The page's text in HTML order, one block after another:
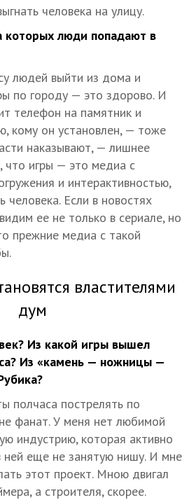
человека на улицу.
которых люди попадают в
людей выйти из дома и
по городу — это здорово. И
телефон на памятник и
кому он установлен, — тоже
наказывают, — лишнее
что игры — это медиа с
и интерактивностью,
человека. Если в новостях
ее не только в сериале, но
прежние медиа с такой
властителями
дум
Из какой игры вышел
Из «камень — ножницы —
полчаса пострелять по
фанат. У меня нет любимой
индустрию, которая активно
ней еще не занятую нишу. И мне
этот проект. Мною двигал
а строителя, скорее.